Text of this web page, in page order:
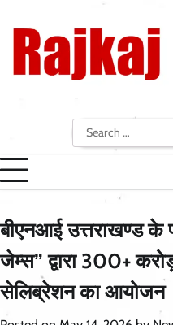
content
Search
for:
बीएनआई उत्तराखण्ड के
जेम्स” द्वारा 300+
सेलिब्रेशन का आयोजन